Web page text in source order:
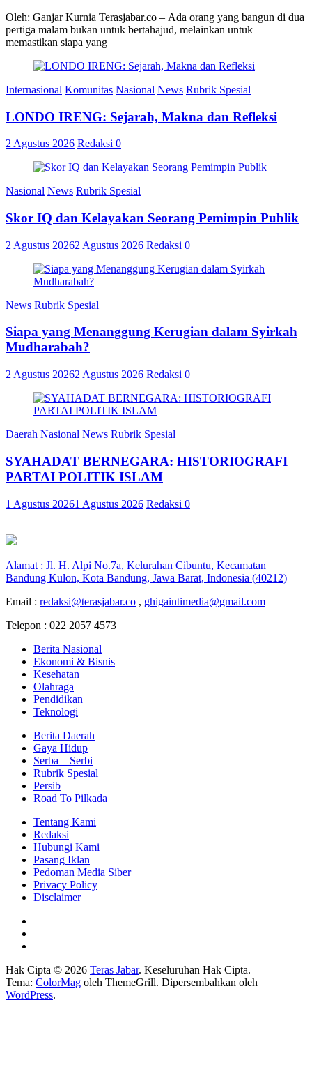
Oleh: Ganjar Kurnia Terasjabar.co – Ada orang yang bangun di dua
pertiga malam bukan untuk bertahajud, melainkan untuk
memastikan siapa yang
Internasional Komunitas Nasional News Rubrik Spesial
LONDO IRENG: Sejarah, Makna dan Refleksi
2 Agustus 2026 Redaksi 0
Nasional News Rubrik Spesial
Skor IQ dan Kelayakan Seorang Pemimpin Publik
2 Agustus 20262 Agustus 2026 Redaksi 0
News Rubrik Spesial
Siapa yang Menanggung Kerugian dalam Syirkah
Mudharabah?
2 Agustus 20262 Agustus 2026 Redaksi 0
Daerah Nasional News Rubrik Spesial
SYAHADAT BERNEGARA: HISTORIOGRAFI
PARTAI POLITIK ISLAM
1 Agustus 20261 Agustus 2026 Redaksi 0
Alamat : Jl. H. Alpi No.7a, Kelurahan Cibuntu, Kecamatan
Bandung Kulon, Kota Bandung, Jawa Barat, Indonesia (40212)
Email : redaksi@terasjabar.co , ghigaintimedia@gmail.com
Telepon : 022 2057 4573
Berita Nasional
Ekonomi & Bisnis
Kesehatan
Olahraga
Pendidikan
Teknologi
Berita Daerah
Gaya Hidup
Serba – Serbi
Rubrik Spesial
Persib
Road To Pilkada
Tentang Kami
Redaksi
Hubungi Kami
Pasang Iklan
Pedoman Media Siber
Privacy Policy
Disclaimer
Hak Cipta © 2026 Teras Jabar. Keseluruhan Hak Cipta.
Tema: ColorMag oleh ThemeGrill. Dipersembahkan oleh
WordPress.